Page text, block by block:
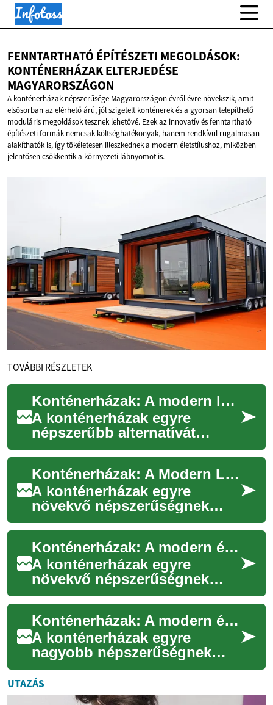
FENNTARTHATÓ ÉPÍTÉSZETI MEGOLDÁSOK:
KONTÉNERHÁZAKELTERJEDÉSE
MAGYARORSZÁGON
A konténerházak népszerűsége Magyarországon évről évre növekszik, amit
elsősorban az elérhető árú, jól szigetelt konténerek és a gyorsan telepíthető
moduláris megoldások tesznek lehetővé. Ezek az innovatív és fenntartható
építészeti formák nemcsak költséghatékonyak, hanem rendkívül rugalmasan
alakíthatók is, így tökéletesen illeszkednek a modern életstílushoz, miközben
jelentősen csökkentik a környezeti lábnyomot is.
TOVÁBBI RÉSZLETEK
Konténerházak: A modern lakhatás fenntartható megoldása
A konténerházak egyre
népszerűbb alternatívát
jelentenek a hagyományos
építésű otthonokkal szemben.
Ezek az innovatív...
Konténerházak: A Modern Lakhatás Innovatív Megoldása
A konténerházak egyre
növekvő népszerűségnek
örvendenek Magyarországon
és világszerte. Ezek az
újrahasznosított száll...
Konténerházak: A modern építészet fenntartható és költséghatékony alternatívája
A konténerházak egyre
növekvő népszerűségnek
örvendenek világszerte, mint
innovatív és környezetbarát
lakhatási megol...
Konténerházak: A modern építészet fenntartható és költséghatékony megoldása
A konténerházak egyre
nagyobb népszerűségnek
örvendenek világszerte, mint
innovatív és környezettudatos
lakhatási meg...
UTAZÁS